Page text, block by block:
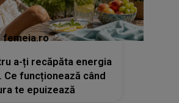
femeia.ro
a-ți recăpăta energia
Ce funcționează când
te epuizează